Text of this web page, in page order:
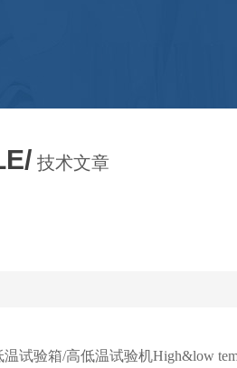
技术文章
试验箱/高低温试验机High&low